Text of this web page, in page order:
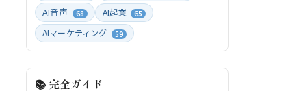
AI音声 68 AI起業 65
AIマーケティング 59
📚 完全ガイド